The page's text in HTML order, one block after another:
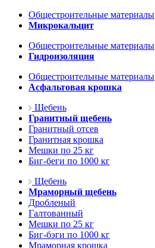
Общестроительные материалы
Микрокальцит
Общестроительные материалы
Гидроизоляция
Общестроительные материалы
Асфальтовая крошка
Щебень
Гранитный щебень
Гранитный отсев
Гранитная крошка
Мешки по 25 кг
Биг-беги по 1000 кг
Щебень
Мраморный щебень
Дробленый
Галтованный
Мешки по 25 кг
Биг-бэги по 1000 кг
Мраморная крошка